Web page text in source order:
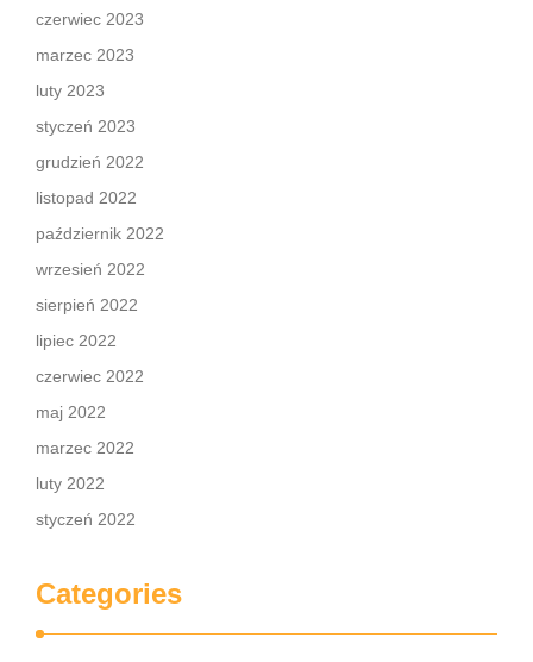
czerwiec 2023
marzec 2023
luty 2023
styczeń 2023
grudzień 2022
listopad 2022
październik 2022
wrzesień 2022
sierpień 2022
lipiec 2022
czerwiec 2022
maj 2022
marzec 2022
luty 2022
styczeń 2022
Categories